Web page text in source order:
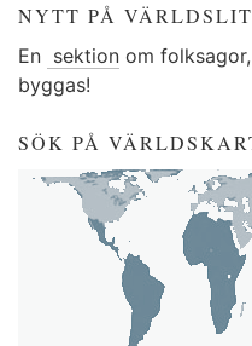
NYTT PÅ
En sektion om
byggas!
SÖK PÅ